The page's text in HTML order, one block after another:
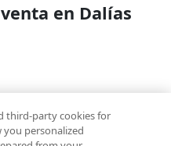
en Dalías
Dalías
third-party cookies for
personalized